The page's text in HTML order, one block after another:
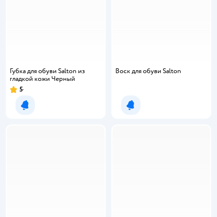
Губка для обуви Salton из
гладкой кожи Черный
Рейтинг:
5
Уведомить о появлении
Воск для обуви Salton
Уведомить о появлении